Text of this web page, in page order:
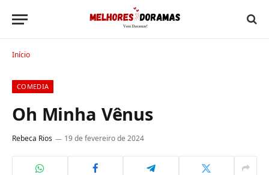
Início
COMEDIA
Oh Minha Vênus
Rebeca Rios 19 de fevereiro de 2024